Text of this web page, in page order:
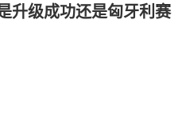
升级成功还是匈牙利赛